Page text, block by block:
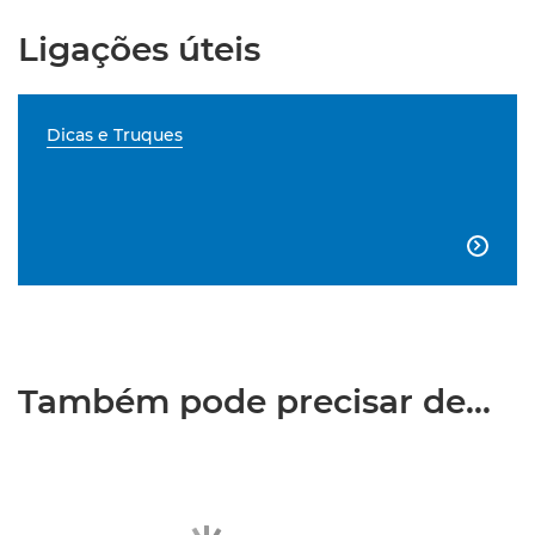
Ligações úteis
Dicas e Truques

Também pode precisar de...